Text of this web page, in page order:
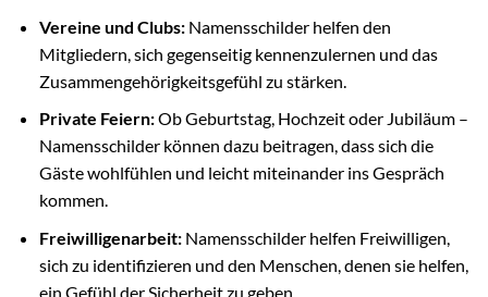
Vereine und Clubs:Namensschilder helfen den
Mitgliedern, sich gegenseitig kennenzulernen und das
Zusammengehörigkeitsgefühl zu stärken.
Private Feiern:Ob Geburtstag, Hochzeit oder Jubiläum –
Namensschilder können dazu beitragen, dass sich die
Gäste wohlfühlen und leicht miteinander ins Gespräch
kommen.
Freiwilligenarbeit:Namensschilder helfen Freiwilligen,
sich zu identifizieren und den Menschen, denen sie helfen,
ein Gefühl der Sicherheit zu geben.